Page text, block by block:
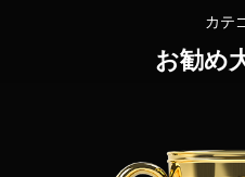
カテ
お勧め